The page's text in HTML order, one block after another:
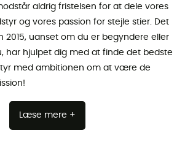
aldrig fristelsen for at dele vores
og vores passion for stejle stier. Det
2015, uanset om du er begyndere eller
har hjulpet dig med at finde det bedste
med ambitionen om at være de
Læse mere +